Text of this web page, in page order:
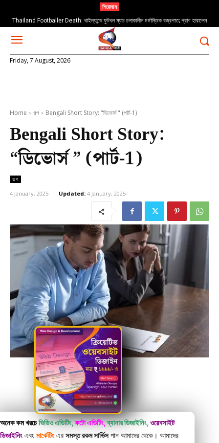
শিরোনাম
Thailand Footballer Death: থাইল্যান্ডে ফুটবল ম্যাচ চলাকালীন মর্মান্তিক বজ্রপাত; প্রাণ হারালেন
তরুণ ফুটবলার সাফওয়ান আওয়ে
Weather: আগামী ৩–৬ ঘণ্টার মধ্যে বজ্রবিদ্যুৎ-সহ বৃষ্টিপাতের সম্ভাবনা
Friday, 7 August, 2026
Home গল্প Bengali Short Story: "ডিভোর্স " (পার্ট-1)
Bengali Short Story:
“ডিভোর্স ” (পার্ট-1)
গল্প
4 January, 2025 Updated: 4 January, 2025
অনেক কম খরচে ভিডিও এডিটিং,ফটো এডিটিং,ব্যানার ডিজাইনিং,ওয়েবসাইট
ডিজাইনিং এবং মার্কেটিং এর সমস্ত রকম সার্ভিসপান আমাদের থেকে। আমাদের